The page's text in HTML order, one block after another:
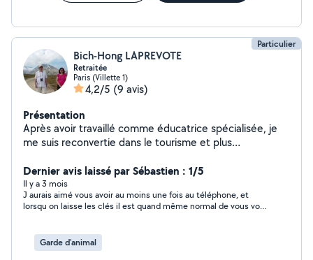
Particulier
Bich-Hong LAPREVOTE
Retraitée
Paris (Villette 1)
4,2/5 (9 avis)
Présentation
Après avoir travaillé comme éducatrice spécialisée, je
me suis reconvertie dans le tourisme et plus
depuis 2 ans, je suis retraitée. Nous habitons Paris
depuis 20 ans et avons toujours eu des chats à la
maison .
Dernier avis laissé par Sébastien : 1/5
Il y a 3 mois
J aurais aimé vous avoir au moins une fois au téléphone, et
lorsqu on laisse les clés il est quand même normal de vous voir
Garde d’animal